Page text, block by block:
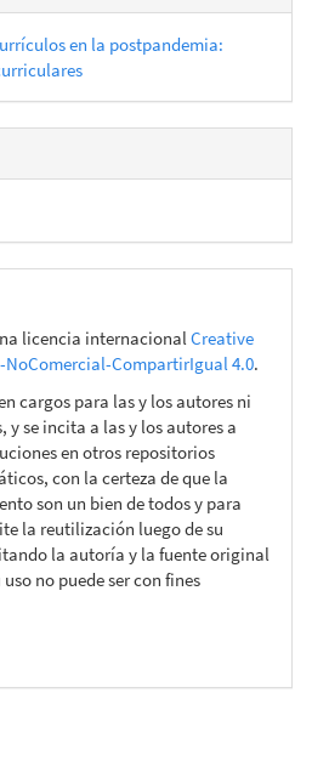
en la postpandemia:
licencia internacionalCreative
CompartirIgual 4.0.
cargos para las y los autores ni
y se incita a las y los autores a
en otros repositorios
con la certeza de que la
son un bien de todos y para
la reutilización luego de su
la autoría y la fuente original
no puede ser con fines